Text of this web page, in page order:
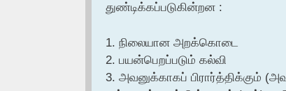
துண்டிக்கப்படுகின்றன :
1. நிலையான அறக்கொடை
2. பயன்பெறப்படும் கல்வி
3. அவனுக்காகப் பிரார்த்திக்கும்